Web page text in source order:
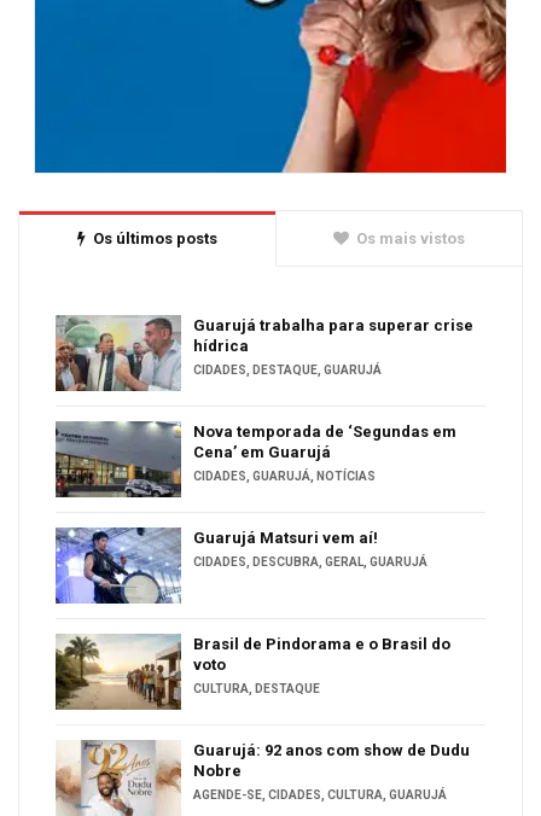
Os últimos posts Os mais vistos
Guarujá trabalha para superar crise
hídrica
CIDADES, DESTAQUE, GUARUJÁ
Nova temporada de ‘Segundas em
Cena’ em Guarujá
CIDADES, GUARUJÁ, NOTÍCIAS
Guarujá Matsuri vem aí!
CIDADES, DESCUBRA, GERAL, GUARUJÁ
Brasil de Pindorama e o Brasil do
voto
CULTURA, DESTAQUE
Guarujá: 92 anos com show de Dudu
Nobre
AGENDE-SE, CIDADES, CULTURA, GUARUJÁ